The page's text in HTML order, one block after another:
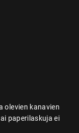
olevien kanavien
paperilaskuja ei